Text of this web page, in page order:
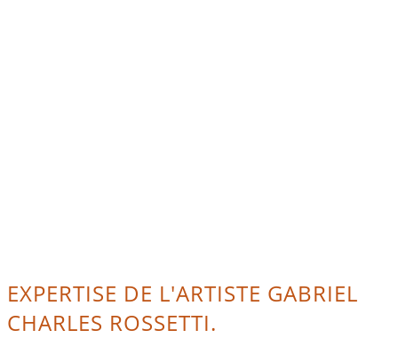
EXPERTISE DE L'ARTISTE GABRIEL
CHARLES ROSSETTI.